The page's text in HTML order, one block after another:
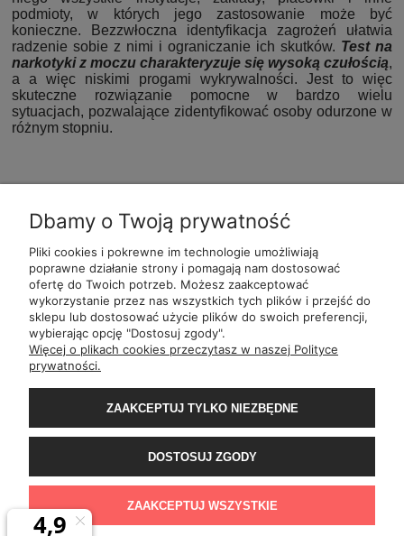
podmioty, w których jego zastosowanie może być
konieczne. Bezzwłoczna identyfikacja zagrożeń ułatwia
radzenie sobie z nimi i ograniczanie ich skutków. Test na
narkotyki z moczu charakteryzuje się wysoką czułością,
a a więc niskimi progami wykrywalności. Jest to więc
skuteczne rozwiązanie pomocne w bardzo wielu
sytuacjach, pozwalające zidentyfikować osoby odurzone w
różnym stopniu.
POMOC
POLECANE
ALKOMATY
BĄDŹ NA
BIEŻĄCO
ul.
Św. Filipa
Al.Jerozolimskie
Wały Piastowskie 1
ul.
ul.ul. 1-go Maja
ul.Franciszka z
ul.Wiertnicza
Dbamy o Twoją prywatność
Pliki cookies i pokrewne im technologie umożliwiają
poprawne działanie strony i pomagają nam dostosować
ofertę do Twoich potrzeb. Możesz zaakceptować
wykorzystanie przez nas wszystkich tych plików i przejść do
sklepu lub dostosować użycie plików do swoich preferencji,
wybierając opcję "Dostosuj zgody".
Więcej o plikach cookies przeczytasz w naszej Polityce
prywatności.
ZAAKCEPTUJ TYLKO NIEZBĘDNE
DOSTOSUJ ZGODY
ZAAKCEPTUJ WSZYSTKIE